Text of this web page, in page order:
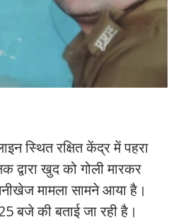
स्थित रक्षित केंद्र में पहरा
द्वारा खुद को गोली मारकर
मामला सामने आया है।
बजे की बताई जा रही है।